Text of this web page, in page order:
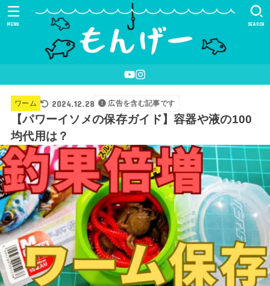
SEARCH
MENU
ワーム 2024.12.28 広告を含む記事です
【パワーイソメの保存ガイド】容器や液の100
均代用は？